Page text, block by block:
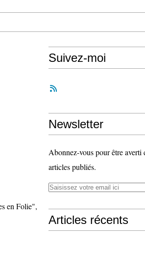
en Folie",
Suivez-moi
Newsletter
Abonnez-vous pour être averti
articles publiés.
Articles récents